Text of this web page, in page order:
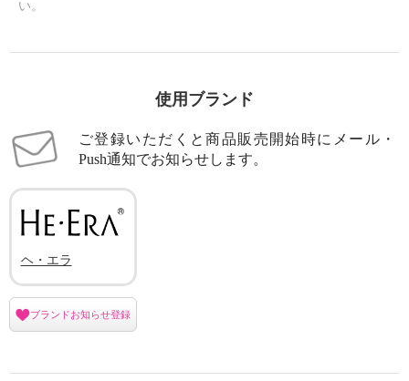
い。
使用ブランド
ご登録いただくと商品販売開始時にメール・
Push通知でお知らせします。
ヘ・エラ
ブランドお知らせ登録